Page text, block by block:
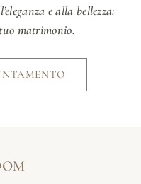
e alla bellezza:
matrimonio.